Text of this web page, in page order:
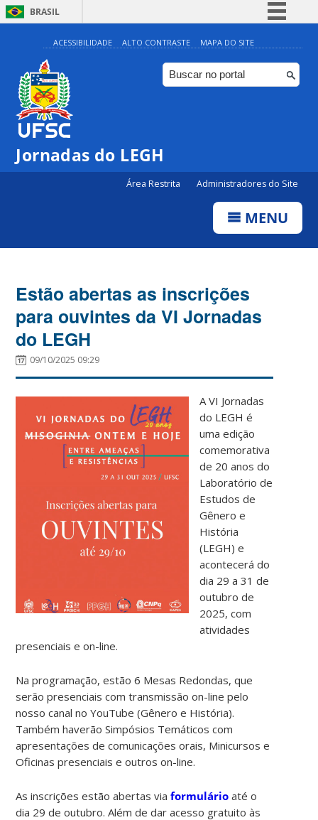
BRASIL
Simplifique!
Comunica BR
Participe
ACESSIBILIDADE ALTO CONTRASTE MAPA DO SITE
Jornadas do LEGH
Área Restrita Administradores do Site
MENU
Estão abertas as inscrições
para ouvintes da VI Jornadas
do LEGH
09/10/2025 09:29
A VI Jornadas
do LEGH é
uma edição
comemorativa
de 20 anos do
Laboratório de
Estudos de
Gênero e
História
(LEGH) e
acontecerá do
dia 29 a 31 de
outubro de
2025, com
atividades
presenciais e on-line.
Na programação, estão 6 Mesas Redondas, que
serão presenciais com transmissão on-line pelo
nosso canal no YouTube (Gênero e História).
Também haverão Simpósios Temáticos com
apresentações de comunicações orais, Minicursos e
Oficinas presenciais e outros on-line.
As inscrições estão abertas viaformulário até o
dia 29 de outubro. Além de dar acesso gratuito às